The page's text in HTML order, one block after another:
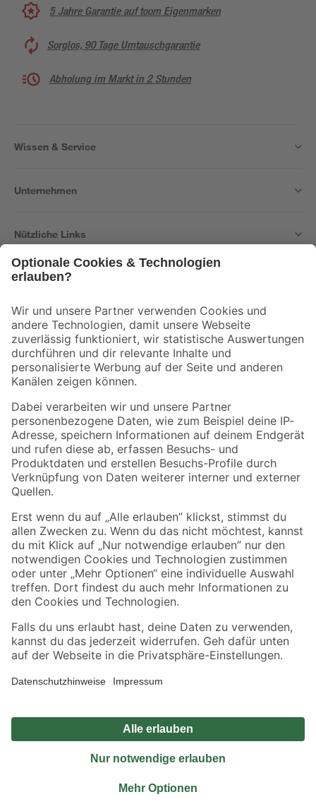
5 Jahre Garantie auf toom Eigenmarken
Sorglos, 90 Tage Umtauschgarantie
Abholung im Markt in 2 Stunden
Wissen & Service
Unternehmen
Nützliche Links
Der toom Newsletter: Keine Angebote und Aktionen mehr verpassen!
Zur Newsletter Anmeldung
Folge uns
Zahlungsarten Versandarten
Sicher einkaufen
Jetzt die toom-App herunterladen
Alle Preisangaben in EUR inkl. gesetzl. MwSt.. Die dargestellten Angebote sind unter
Umständen nicht in allen Märkten verfügbar. Die angegebenen Verfügbarkeiten beziehen
Produkte nur solange der Vorrat reicht.
*Paketversand ab 59 € versandkostenfrei, gilt nicht für Artikel mit Speditionsversand, hier
Privatsphäre Impressum
Nutzungsbedingungen
Widerrufsrecht
Vertrag widerrufen
© 2026 toom Baumarkt GmbH